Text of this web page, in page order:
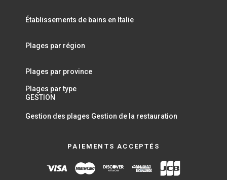
Établissements de bains en Italie
Plages par région
Plages par province
Plages par type
GESTION
Gestion des plages Gestion de la restauration
PAIEMENTS ACCEPTÉS